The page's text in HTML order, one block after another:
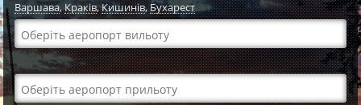
Варшава,Краків,Кишинів,Бухарест